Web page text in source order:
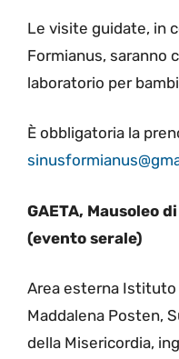
Le visite guidate, in
Formianus, saranno
laboratorio per
È obbligatoria la
GAETA, Mausoleo
(evento serale)
Area esterna Istituto
Maddalena Posten,
della Misericordia,